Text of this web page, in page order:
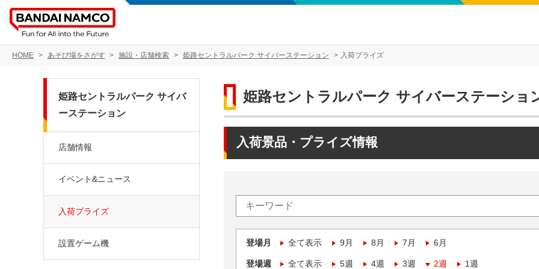
HOME あそび場をさがす 施設・店舗検索 姫路セントラルパーク サイバーステーション 入荷プライズ
姫路セントラルパーク サイバーステーショ
入荷景品・プライズ情報
登場月 全て表示 9月 8月 7月 6月
登場週 全て表示 5週 4週 3週 2週 1週
姫路セントラルパーク サイバ
ーステーション
店舗情報
イベント&ニュース
入荷プライズ
設置ゲーム機